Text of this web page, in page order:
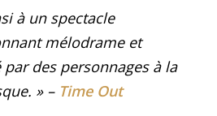
à un spectacle
mélodrame et
des personnages à la
. » – Time Out